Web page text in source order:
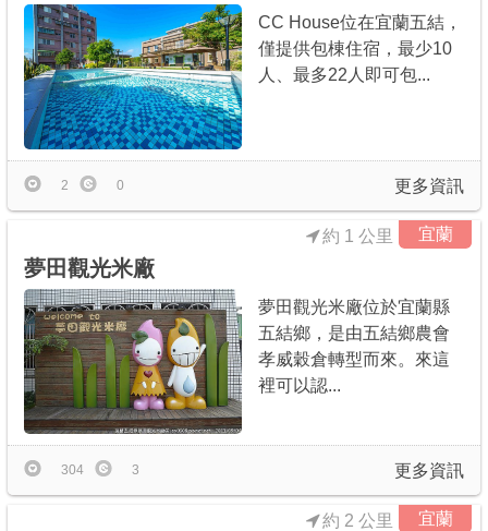
CC House位在宜蘭五結，
僅提供包棟住宿，最少10
人、最多22人即可包...
更多資訊
2 0
宜蘭
夢田觀光米廠
約 1 公里
夢田觀光米廠位於宜蘭縣
五結鄉，是由五結鄉農會
孝威穀倉轉型而來。來這
裡可以認...
更多資訊
304 3
宜蘭
約 2 公里